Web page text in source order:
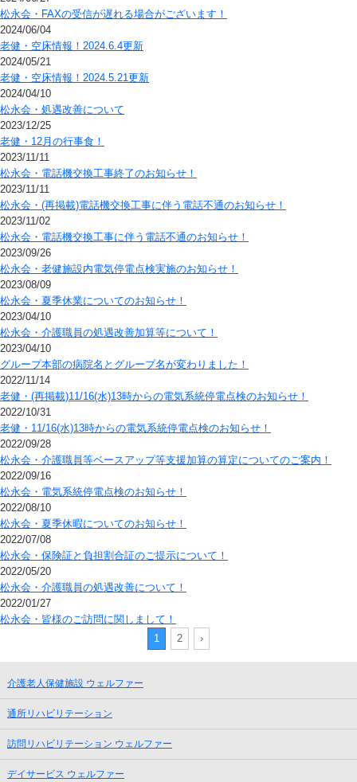
松永会・FAXの受信が遅れる場合がございます！
2024/06/04
老健・空床情報！2024.6.4更新
2024/05/21
老健・空床情報！2024.5.21更新
2024/04/10
松永会・処遇改善について
2023/12/25
老健・12月の行事食！
2023/11/11
松永会・電話機交換工事終了のお知らせ！
2023/11/11
松永会・(再掲載)電話機交換工事に伴う電話不通のお知らせ！
2023/11/02
松永会・電話機交換工事に伴う電話不通のお知らせ！
2023/09/26
松永会・老健施設内電気停電点検実施のお知らせ！
2023/08/09
松永会・夏季休業についてのお知らせ！
2023/04/10
松永会・介護職員の処遇改善加算等について！
2023/04/10
グループ本部の病院名とグループ名が変わりました！
2022/11/14
老健・(再掲載)11/16(水)13時からの電気系統停電点検のお知らせ！
2022/10/31
老健・11/16(水)13時からの電気系統停電点検のお知らせ！
2022/09/28
松永会・介護職員等ベースアップ等支援加算の算定についてのご案内！
2022/09/16
松永会・電気系統停電点検のお知らせ！
2022/08/10
松永会・夏季休暇についてのお知らせ！
2022/07/08
松永会・保険証と負担割合証のご提示について！
2022/05/20
松永会・介護職員の処遇改善について！
2022/01/27
松永会・皆様のご訪問に関しまして！
1
2 ›
介護老人保健施設 ウェルファー
通所リハビリテーション
訪問リハビリテーション ウェルファー
デイサービス ウェルファー